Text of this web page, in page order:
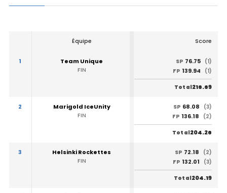
Équipe Score
1
Team Unique
FIN
SP 76.75 (1)
FP 139.94 (1)
Total216.69
2
Marigold IceUnity
FIN
SP 68.08
(3)
FP 136.18 (2)
Total204.26
3
Helsinki Rockettes
FIN
SP 72.18
(2)
FP 132.01 (3)
Total204.19